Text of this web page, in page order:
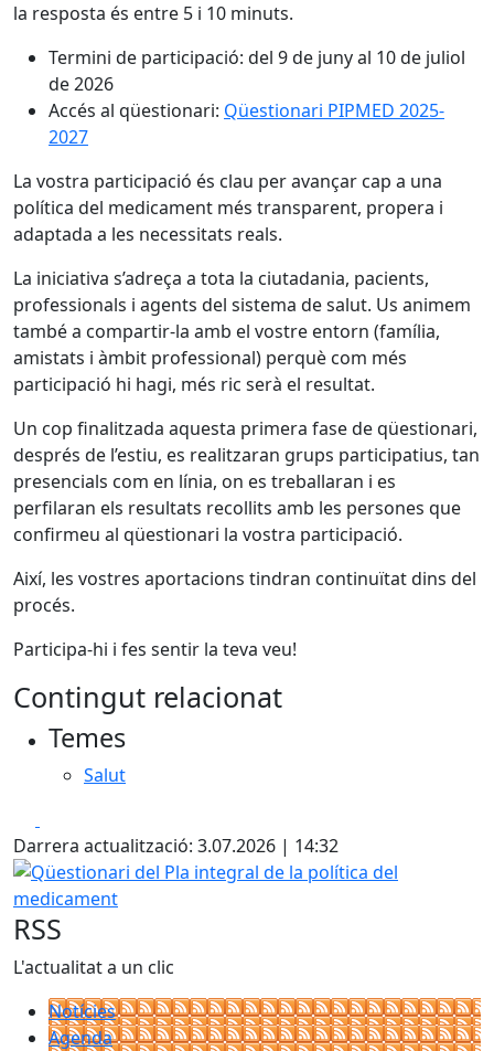
la resposta és entre 5 i 10 minuts.
Termini de participació: del 9 de juny al 10 de juliol
de 2026
Accés al qüestionari: Qüestionari PIPMED 2025-
2027
La vostra participació és clau per avançar cap a una
política del medicament més transparent, propera i
adaptada a les necessitats reals.
La iniciativa s’adreça a tota la ciutadania, pacients,
professionals i agents del sistema de salut. Us animem
també a compartir-la amb el vostre entorn (família,
amistats i àmbit professional) perquè com més
participació hi hagi, més ric serà el resultat.
Un cop finalitzada aquesta primera fase de qüestionari,
després de l’estiu, es realitzaran grups participatius, tan
presencials com en línia, on es treballaran i es
perfilaran els resultats recollits amb les persones que
confirmeu al qüestionari la vostra participació.
Així, les vostres aportacions tindran continuïtat dins del
procés.
Participa-hi i fes sentir la teva veu!
Contingut relacionat
Temes
Salut
Darrera actualització: 3.07.2026 | 14:32
Qüestionari del Pla integral de la política del medicament
RSS
L'actualitat a un clic
Notícies
Agenda